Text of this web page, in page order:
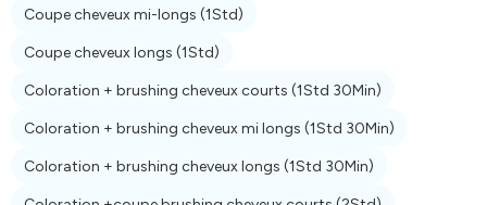
Coupe cheveux mi-longs (1Std)
Coupe cheveux longs (1Std)
Coloration + brushing cheveux courts (1Std 30Min)
Coloration + brushing cheveux mi longs (1Std 30Min)
Coloration + brushing cheveux longs (1Std 30Min)